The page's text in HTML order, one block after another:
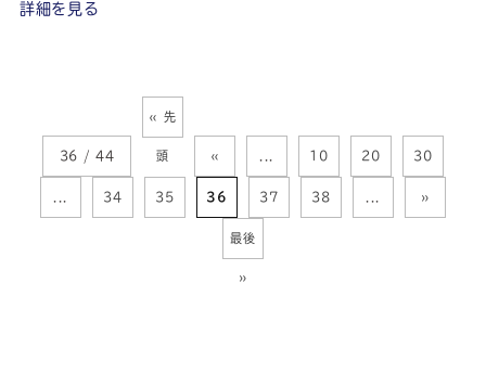
詳細を見る
36 / 44
« 先
頭 « 10 20 30
34 35 36 37 38 »
最後
»